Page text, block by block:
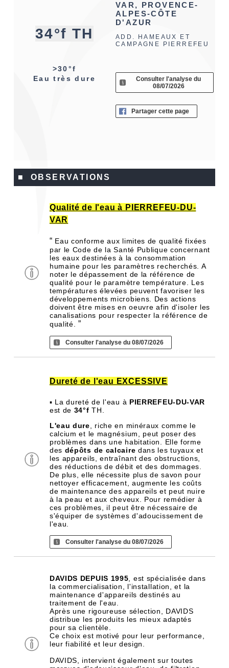
34°f TH
>30°f
Eau très dure
VAR, PROVENCE-
ALPES-CÔTE
D'AZUR
ADD. HAMEAUX ET
CAMPAGNE PIERREFEU
Consulter l'analyse du
08/07/2026
Partager cette page
■ OBSERVATIONS
Qualité de l'eau à PIERREFEU-DU-
VAR
“ Eau conforme aux limites de qualité fixées
par le Code de la Santé Publique concernant
les eaux destinées à la consommation
humaine pour les paramètres recherchés. A
noter le dépassement de la référence de
qualité pour le paramètre température. Les
températures élevées peuvent favoriser les
développements microbiens. Des actions
doivent être mises en oeuvre afin d'isoler les
canalisations pour respecter la référence de
qualité.”
Consulter l'analyse du 08/07/2026
Dureté de l'eau EXCESSIVE
▪ La dureté de l'eau à PIERREFEU-DU-VAR
est de 34°f TH.
L'eau dure , riche en minéraux comme le
calcium et le magnésium, peut poser des
problèmes dans une habitation. Elle forme
des dépôts de calcaire dans les tuyaux et
les appareils, entraînant des obstructions,
des réductions de débit et des dommages.
De plus, elle nécessite plus de savon pour
nettoyer efficacement, augmente les coûts
de maintenance des appareils et peut nuire
à la peau et aux cheveux. Pour remédier à
ces problèmes, il peut être nécessaire de
s'équiper de systèmes d'adoucissement de
l'eau.
Consulter l'analyse du 08/07/2026
DAVIDS DEPUIS 1995 , est spécialisée dans
la commercialisation, l'installation, et la
maintenance d'appareils destinés au
traitement de l'eau.
Après une rigoureuse sélection, DAVIDS
distribue les produits les mieux adaptés
pour sa clientèle.
Ce choix est motivé pour leur performance,
leur fiabilité et leur design.
DAVIDS, intervient également sur toutes